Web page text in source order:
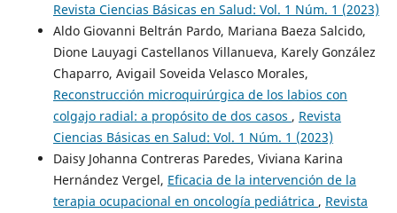
Revista Ciencias Básicas en Salud: Vol. 1 Núm. 1 (2023)
Aldo Giovanni Beltrán Pardo, Mariana Baeza Salcido,
Dione Lauyagi Castellanos Villanueva, Karely González
Chaparro, Avigail Soveida Velasco Morales,
Reconstrucción microquirúrgica de los labios con
colgajo radial: a propósito de dos casos , Revista
Ciencias Básicas en Salud: Vol. 1 Núm. 1 (2023)
Daisy Johanna Contreras Paredes, Viviana Karina
Hernández Vergel, Eficacia de la intervención de la
terapia ocupacional en oncología pediátrica , Revista